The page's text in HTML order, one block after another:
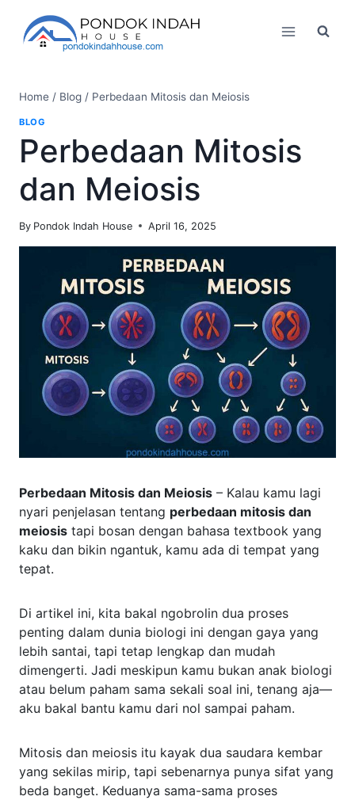
content
Home / Blog / Perbedaan Mitosis dan Meiosis
BLOG
Perbedaan Mitosis
dan Meiosis
By Pondok Indah House April 16, 2025
Perbedaan Mitosis dan Meiosis – Kalau kamu lagi
nyari penjelasan tentang perbedaan mitosis dan
meiosis tapi bosan dengan bahasa textbook yang
kaku dan bikin ngantuk, kamu ada di tempat yang
tepat.
Di artikel ini, kita bakal ngobrolin dua proses
penting dalam dunia biologi ini dengan gaya yang
lebih santai, tapi tetap lengkap dan mudah
dimengerti. Jadi meskipun kamu bukan anak biologi
atau belum paham sama sekali soal ini, tenang aja—
aku bakal bantu kamu dari nol sampai paham.
Mitosis dan meiosis itu kayak dua saudara kembar
yang sekilas mirip, tapi sebenarnya punya sifat yang
beda banget. Keduanya sama-sama proses